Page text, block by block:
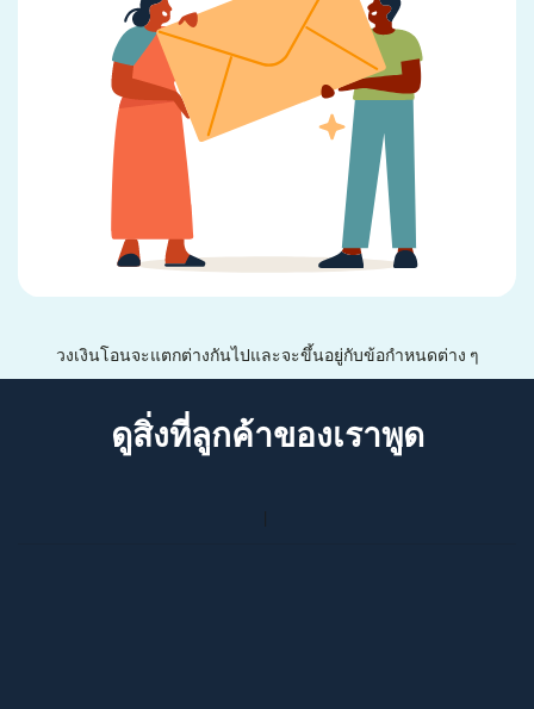
วงเงินโอนจะแตกต่างกันไปและจะขึ้นอยู่กับข้อกำหนดต่าง ๆ
ดูสิ่งที่ลูกค้าของเราพูด